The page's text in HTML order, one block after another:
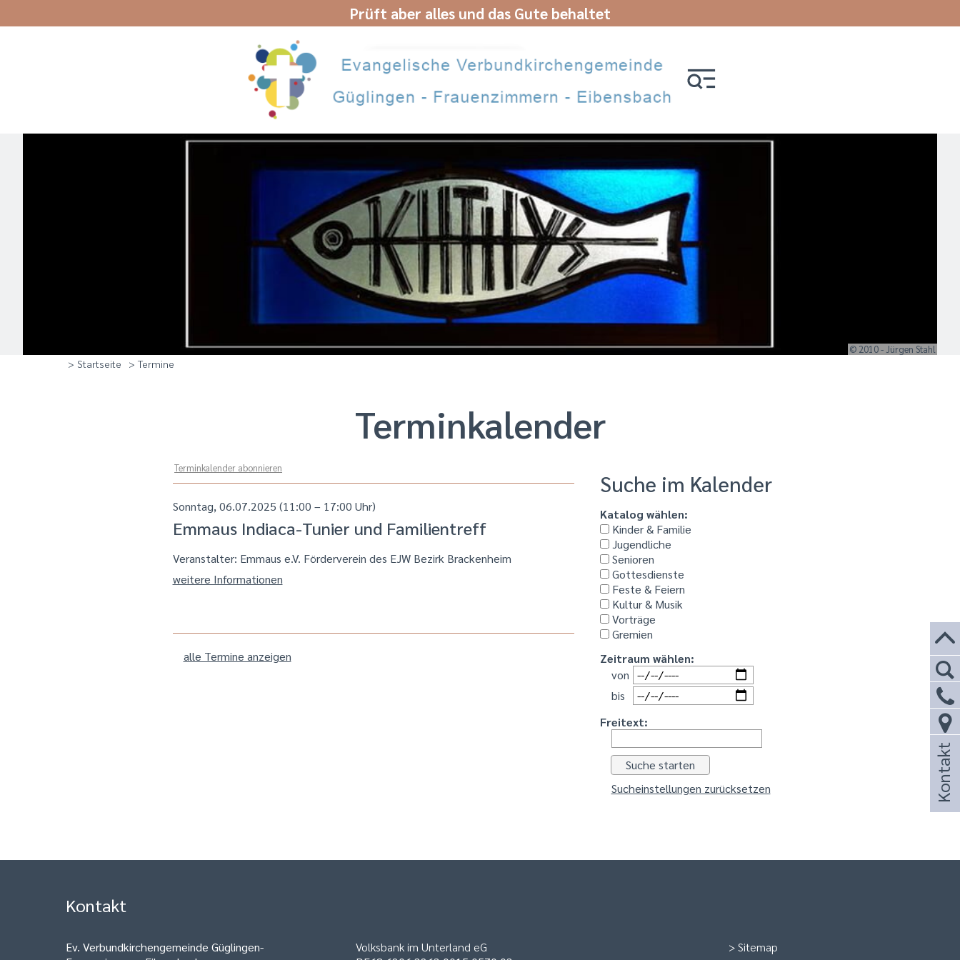
Prüft aber alles und das Gute behaltet
© 2010 - Jürgen Stahl
> Startseite > Termine
Termin­kalender
Suche im Kalender
Katalog wählen:
Kinder & Familie
Jugendliche
Senioren
Gottesdienste
Feste & Feiern
Kultur & Musik
Vorträge
Gremien
Zeitraum wählen:
von
bis
Freitext:
Sucheinstellungen zurücksetzen
Terminkalender abonnieren
Sonntag, 06.07.2025 (11:00 – 17:00 Uhr)
Emmaus Indiaca-Tunier und Familientreff
Veranstalter: Emmaus e.V. Förderverein des EJW Bezirk Brackenheim
weitere Informationen
alle Termine anzeigen
Kontakt
Ev. Verbundkirchengemeinde Güglingen-
Volksbank im Unterland eG
>Sitemap
Kontakt